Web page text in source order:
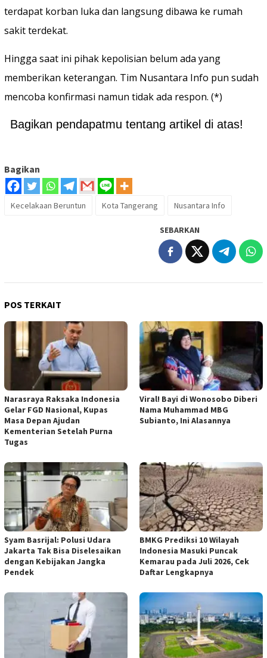
terdapat korban luka dan langsung dibawa ke rumah
sakit terdekat.
Hingga saat ini pihak kepolisian belum ada yang
memberikan keterangan. Tim Nusantara Info pun sudah
mencoba konfirmasi namun tidak ada respon. (*)
Bagikan pendapatmu tentang artikel di atas!
Bagikan
Kecelakaan Beruntun Kota Tangerang Nusantara Info
SEBARKAN
POS TERKAIT
Narasraya Raksaka Indonesia
Gelar FGD Nasional, Kupas
Masa Depan Ajudan
Kementerian Setelah Purna
Tugas
Viral! Bayi di Wonosobo Diberi
Nama Muhammad MBG
Subianto, Ini Alasannya
Syam Basrijal: Polusi Udara
Jakarta Tak Bisa Diselesaikan
dengan Kebijakan Jangka
Pendek
BMKG Prediksi 10 Wilayah
Indonesia Masuki Puncak
Kemarau pada Juli 2026, Cek
Daftar Lengkapnya